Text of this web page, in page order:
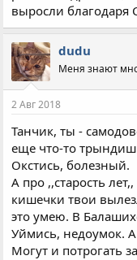
выросли благодаря
dudu
Меня знают
2 Авг 2018
Танчик, ты -
еще что-то
Окстись, болезный.
А про ,,старость
кишечки твои
это умею. В
Уймись, недоумок.
Могут и потрогать